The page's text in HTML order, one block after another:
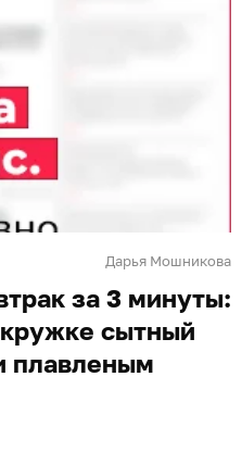
Дарья Мошникова
за 3 минуты:
кружке сытный
плавленым